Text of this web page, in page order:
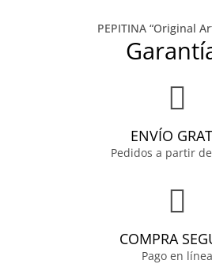
PEPITINA “Original
ENVÍO
Pedidos a partir
COMPRA
Pago en línea